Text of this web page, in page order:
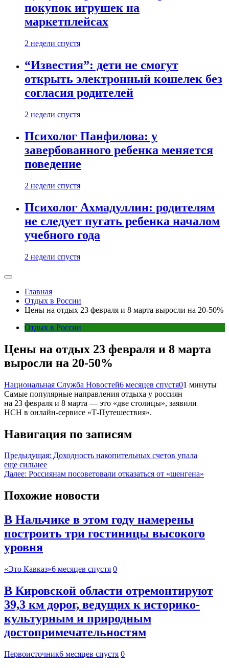
покупок игрушек на
маркетплейсах
2 недели спустя
“Известия”: дети не смогут
открыть электронный кошелек без
согласия родителей
2 недели спустя
Психолог Панфилова: у
завербованного ребенка меняется
поведение
2 недели спустя
Психолог Ахмадуллин: родителям
не следует пугать ребенка началом
учебного года
2 недели спустя
Главная
Отдых в России
Цены на отдых 23 февраля и 8 марта выросли на 20-50%
Отдых в России
Цены на отдых 23 февраля и 8 марта
выросли на 20-50%
Национальная Служба Новостей6 месяцев спустя01 минуты
Самые популярные направления отдыха у россиян
на 23 февраля и 8 марта — это «две столицы», заявили
НСН в онлайн-сервисе «Т-Путешествия».
Навигация по записям
Предыдущая: Доходность накопительных счетов упала
еще сильнее
Далее: Россиянам посоветовали отказаться от «шенгена»
Похожие новости
В Нальчике в этом году намерены
построить три гостиницы высокого
уровня
«Это Кавказ»6 месяцев спустя 0
В Кировской области отремонтируют
39,3 км дорог, ведущих к историко-
культурным и природным
достопримечательностям
Первоисточник6 месяцев спустя 0